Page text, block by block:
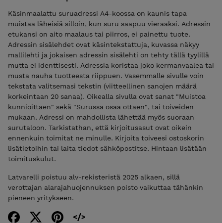
Käsinmaalattu suruadressi A4-koossa on kaunis tapa
muistaa läheisiä silloin, kun suru saapuu vieraaksi. Adressin
etukansi on aito maalaus tai piirros, ei painettu tuote.
Adressin sisälehdet ovat käsintekstattuja, kuvassa näkyy
mallilehti ja jokaisen adressin sisälehti on tehty tällä tyylillä
mutta ei identtisesti. Adressia koristaa joko kermanvaalea tai
musta nauha tuotteesta riippuen. Vasemmalle sivulle voin
tekstata valitsemasi tekstin (viitteellinen sanojen määrä
korkeintaan 20 sanaa). Oikealla sivulla ovat sanat "Muistoa
kunnioittaen" sekä "Surussa osaa ottaen", tai toiveiden
mukaan. Adressi on mahdollista lähettää myös suoraan
surutaloon. Tarkistathan, että kirjoitusasut ovat oikein
ennenkuin toimitat ne minulle. Kirjoita toiveesi ostoskorin
lisätietoihin tai laita tiedot sähköpostitse. Hintaan lisätään
toimituskulut.
Latvarelli poistuu alv-rekisteristä 2025 alkaen, sillä
verottajan alarajahuojennuksen poisto vaikuttaa tähänkin
pieneen yritykseen.